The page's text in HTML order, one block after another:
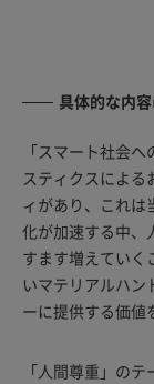
具体的な内容
「スマート社会
スティクスによる
ィがあり、これは
化が加速する中、
すます増えていく
いマテリアルハン
ーに提供する価値
「人間尊重」の